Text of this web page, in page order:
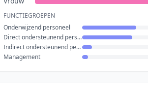
FUNCTIEGROEPEN
Onderwijzend personeel
Direct ondersteunend personeel
Indirect ondersteunend personeel
Management